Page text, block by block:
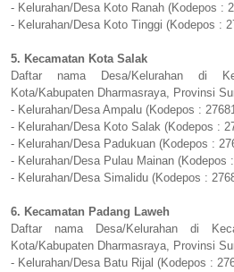
- Kelurahan/Desa Koto Ranah (Kodepos :
- Kelurahan/Desa Koto Tinggi (Kodepos :
5. Kecamatan Kota Salak
Daftar nama Desa/Kelurahan di
Kota/Kabupaten Dharmasraya, Provinsi
- Kelurahan/Desa Ampalu (Kodepos :
- Kelurahan/Desa Koto Salak (Kodepos :
- Kelurahan/Desa Padukuan (Kodepos :
- Kelurahan/Desa Pulau Mainan (Kodepos
- Kelurahan/Desa Simalidu (Kodepos :
6. Kecamatan Padang Laweh
Daftar nama Desa/Kelurahan di
Kota/Kabupaten Dharmasraya, Provinsi
- Kelurahan/Desa Batu Rijal (Kodepos :